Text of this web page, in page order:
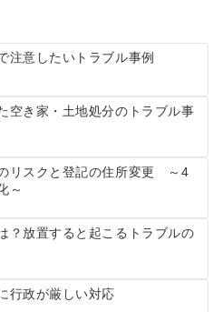
注意したいトラブル事例
空き家・土地処分のトラブル事
リスクと登記の住所変更 ～4
～
？放置すると起こるトラブルの
行政が厳しい対応